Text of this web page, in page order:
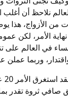
في العالم نلاحظ أن
من الأزواج، هذا
الأمر، لكن
قائمة أغنى 10 نساء في
وربما عملن
ثروة تقدر